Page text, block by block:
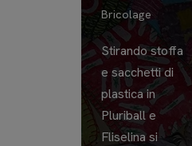
Bricolage
Stirando stoffa
e sacchetti di
plastica in
Pluriball e
Fliselina si